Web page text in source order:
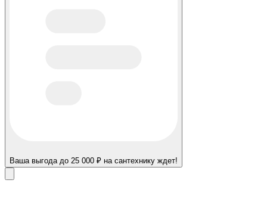
Ваша выгода до 25 000 ₽ на сантехнику ждет!